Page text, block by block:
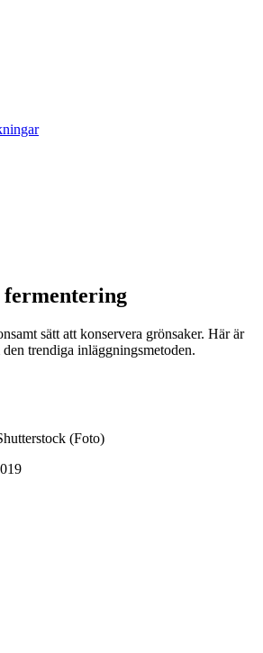
fermentering
sätt att konservera grönsaker. Här är
trendiga inläggningsmetoden.
(Foto)